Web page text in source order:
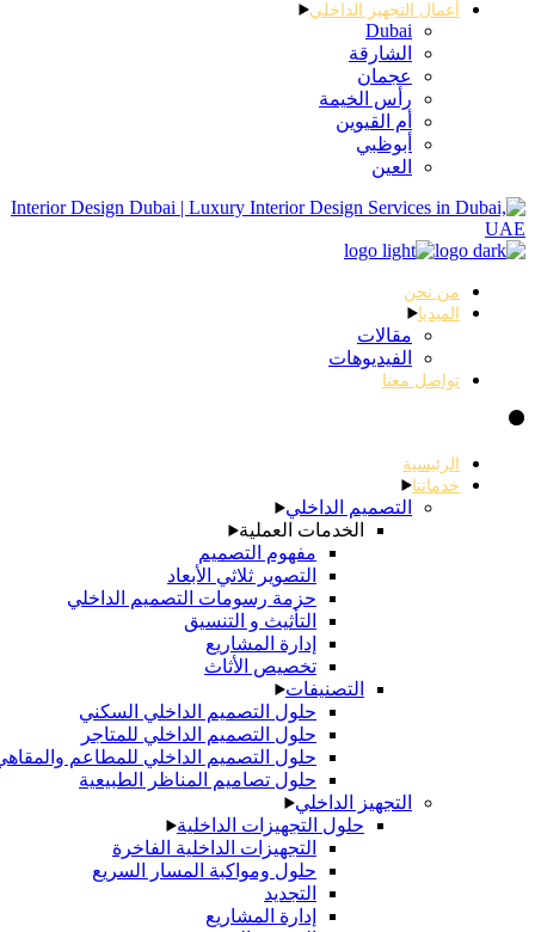
أعمال التجهيز الداخلي
Dubai
الشارقة
عجمان
رأس الخيمة
أم القيوين
أبوظبي
العين
من نحن
الميديا
مقالات
الفيديوهات
تواصل معنا
الرئيسية
خدماتنا
التصميم الداخلي
الخدمات العملية
مفهوم التصميم
التصوير ثلاثي الأبعاد
حزمة رسومات التصميم الداخلي
التأثيث و التنسيق
إدارة المشاريع
تخصيص الأثاث
التصنيفات
حلول التصميم الداخلي السكني
حلول التصميم الداخلي للمتاجر
حلول التصميم الداخلي للمطاعم والمقاهي
حلول تصاميم المناظر الطبيعية
التجهيز الداخلي
حلول التجهيزات الداخلية
التجهيزات الداخلية الفاخرة
حلول ومواكبة المسار السريع
التجديد
إدارة المشاريع